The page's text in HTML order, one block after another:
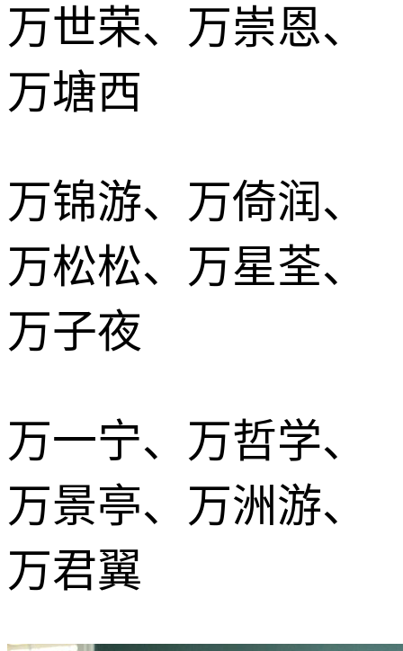
万世荣、万崇恩、
万塘西
万锦游、万倚润、
万松松、万星荃、
万子夜
万一宁、万哲学、
万景亭、万洲游、
万君翼